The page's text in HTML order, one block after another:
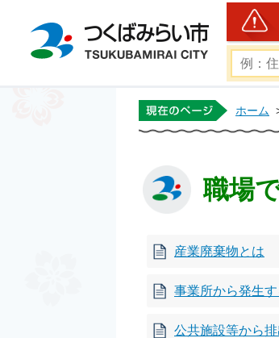
つくばみ
ホーム
職場
産業廃棄物とは
事業所から発生す
公共施設等から